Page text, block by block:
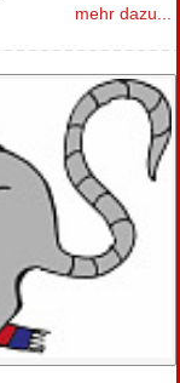
mehr dazu...